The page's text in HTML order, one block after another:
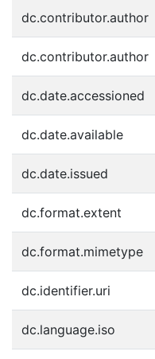
dc.contributor.author
dc.contributor.author
dc.date.accessioned
dc.date.available
dc.date.issued
dc.format.extent
dc.format.mimetype
dc.identifier.uri
dc.language.iso